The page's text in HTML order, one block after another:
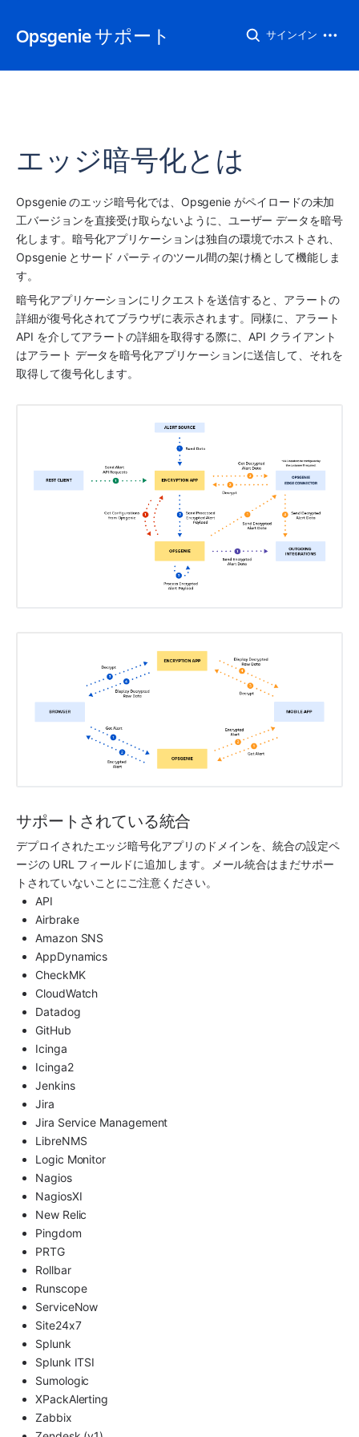
Opsgenie サポート サインイン
エッジ暗号化とは
Opsgenie のエッジ暗号化では、Opsgenie がペイロードの未加
工バージョンを直接受け取らないように、ユーザー データを暗号
化します。暗号化アプリケーションは独自の環境でホストされ、
Opsgenie とサード パーティのツール間の架け橋として機能しま
す。
暗号化アプリケーションにリクエストを送信すると、アラートの
詳細が復号化されてブラウザに表示されます。同様に、アラート
API を介してアラートの詳細を取得する際に、API クライアント
はアラート データを暗号化アプリケーションに送信して、それを
取得して復号化します。
サポートされている統合
デプロイされたエッジ暗号化アプリのドメインを、統合の設定ペ
ージの URL フィールドに追加します。メール統合はまだサポー
トされていないことにご注意ください。
API
Airbrake
Amazon SNS
AppDynamics
CheckMK
CloudWatch
Datadog
GitHub
Icinga
Icinga2
Jenkins
Jira
Jira Service Management
LibreNMS
Logic Monitor
Nagios
NagiosXI
New Relic
Pingdom
PRTG
Rollbar
Runscope
ServiceNow
Site24x7
Splunk
Splunk ITSI
Sumologic
XPackAlerting
Zabbix